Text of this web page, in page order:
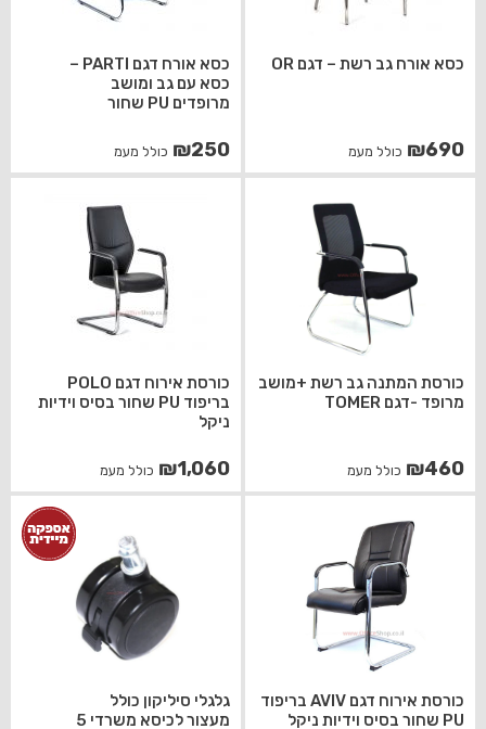
כסא אורח גב רשת – דגם OR
₪690 כולל מעמ
כסא אורח דגם PARTI –
כסא עם גב ומושב
מרופדים PU שחור
₪250 כולל מעמ
כורסת המתנה גב רשת +מושב
מרופד -דגם TOMER
₪460 כולל מעמ
כורסת אירוח דגם POLO
בריפוד PU שחור בסיס וידיות
ניקל
₪1,060 כולל מעמ
כורסת אירוח דגם AVIV בריפוד
PU שחור בסיס וידיות ניקל
גלגלי סיליקון כולל
מעצור לכיסא משרדי 5